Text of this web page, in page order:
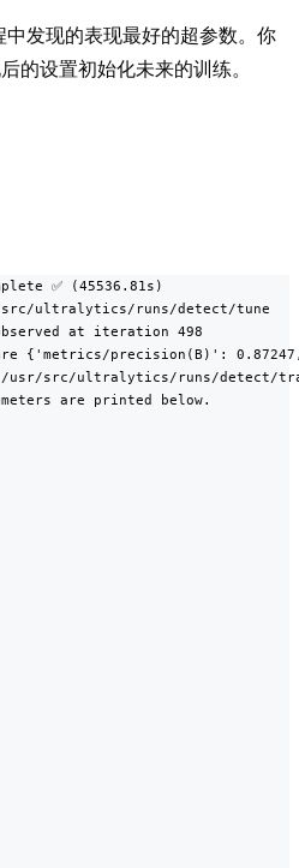
发现的表现最好的超参数。你
的设置初始化未来的训练。
✅ (45536.81s)
ultralytics/runs/detect/tune
at iteration 498
{'metrics/precision(B)':
usr/src/ultralytics/runs/detect/
are printed below.